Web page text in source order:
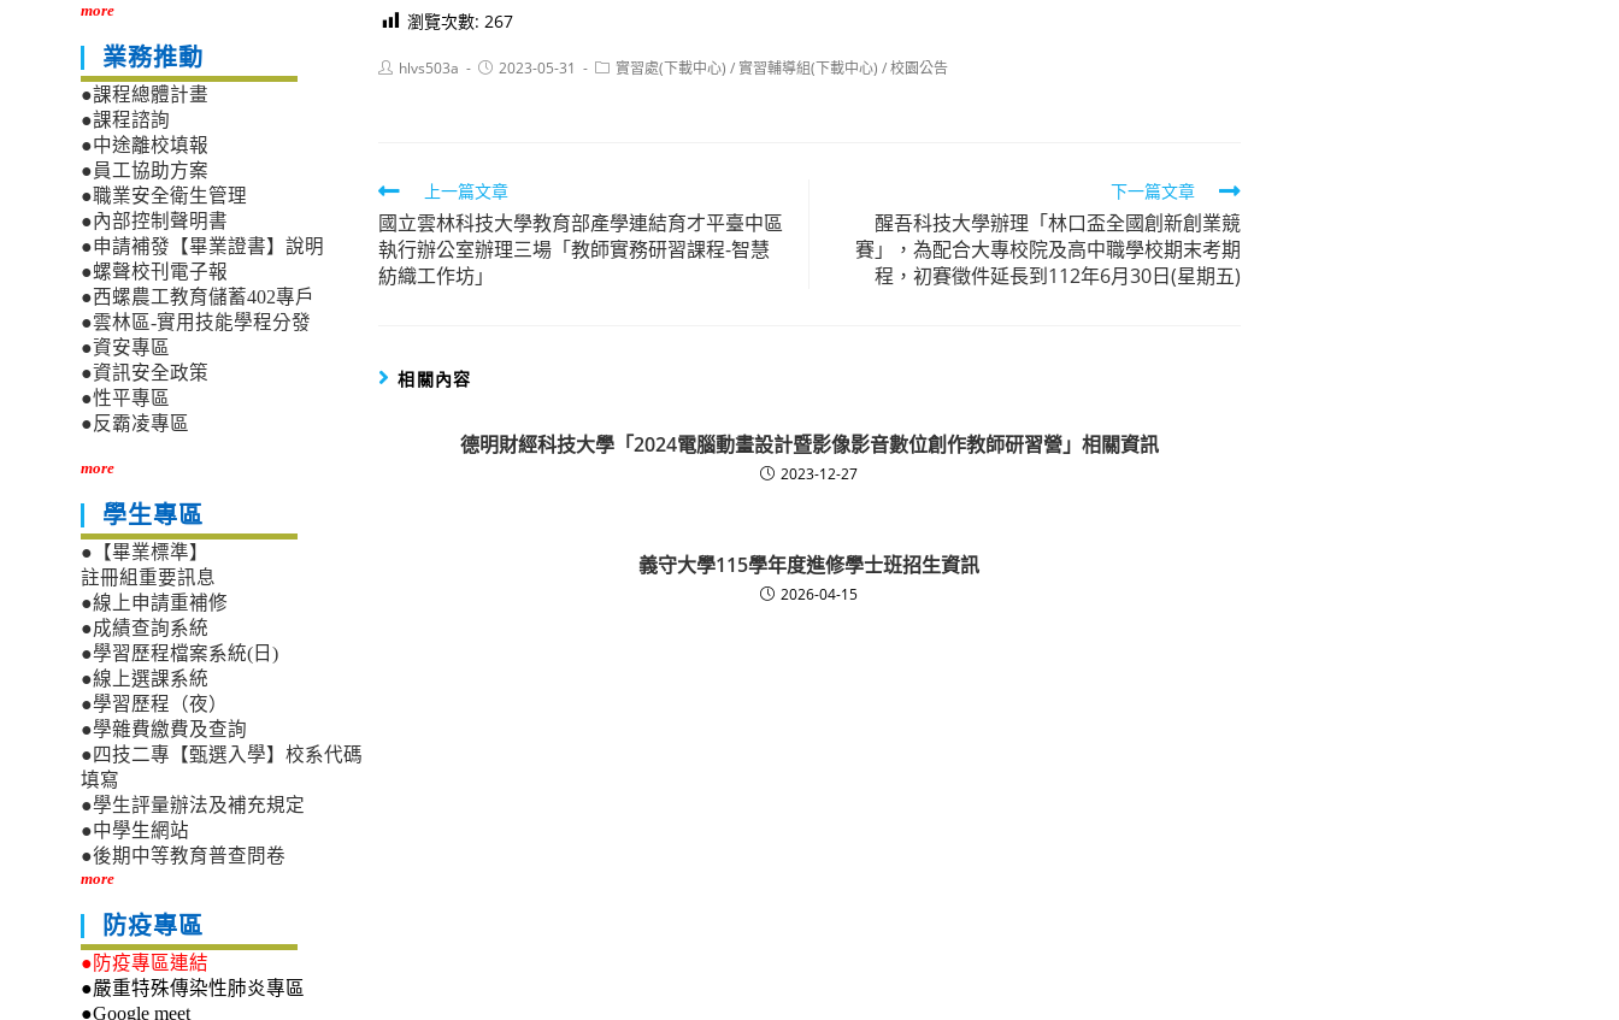
瀏覽次數: 267
Posthlvs503a
Post2023-05-31
Post實習處(下載中心) / 實習輔導組(下載中心) /校園公告
Read
more
articles
上一篇文章
國立雲林科技大學教育部產學連結育才平臺中區
執行辦公室辦理三場「教師實務研習課程-智慧
紡織工作坊」
下一篇文章
醒吾科技大學辦理「林口盃全國創新創業競
賽」，為配合大專校院及高中職學校期末考期
程，初賽徵件延長到112年6月30日(星期五)
相關內容
德明財經科技大學「2024電腦動畫設計暨影像影音數位創作教師研習營」相關資訊
2023-12-27
義守大學115學年度進修學士班招生資訊
2026-04-15
more
業務推動
●課程總體計畫
●課程諮詢
●中途離校填報
●員工協助方案
●職業安全衛生管理
●內部控制聲明書
●申請補發【畢業證書】說明
●螺聲校刊電子報
●西螺農工教育儲蓄402專戶
●雲林區-實用技能學程分發
●資安專區
●資訊安全政策
●性平專區
●反霸凌專區
more
學生專區
●【畢業標準】
註冊組重要訊息
●線上申請重補修
●成績查詢系統
●學習歷程檔案系統(日)
●線上選課系統
●學習歷程（夜）
●學雜費繳費及查詢
●四技二專【甄選入學】校系代碼
填寫
●學生評量辦法及補充規定
●中學生網站
●後期中等教育普查問卷
more
防疫專區
●防疫專區連結
●嚴重特殊傳染性肺炎專區
●Google meet